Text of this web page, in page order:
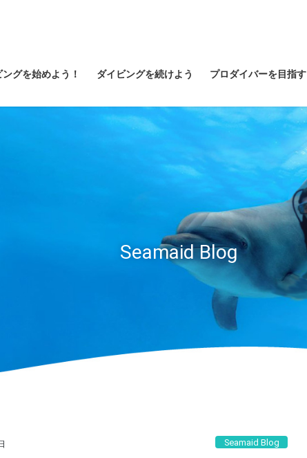
ングを始めよう！ ダイビングを続けよう プロダイバーを目指す
Seamaid Blog
Seamaid Blog